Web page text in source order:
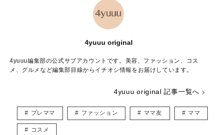
4yuuu original
4yuuu編集部の公式サブアカウントです。美容、ファッション、コス
メ、グルメなど編集部目線からイチオシ情報をお届けしています。
4yuuu original 記事一覧へ
プレママ ファッション ママ友 ママ
コスメ